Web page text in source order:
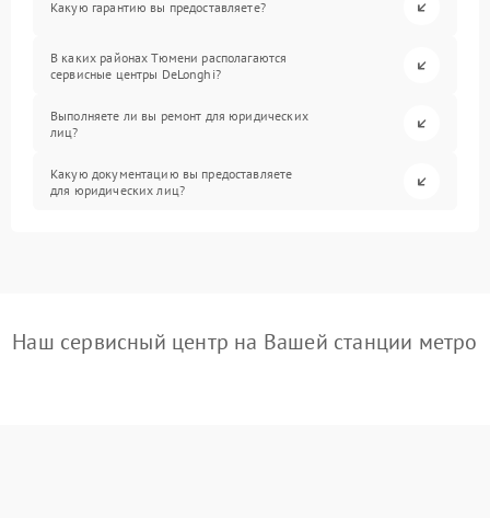
Какую гарантию вы предоставляете?
В каких районах Тюмени располагаются
сервисные центры DeLonghi?
Выполняете ли вы ремонт для юридических
лиц?
Какую документацию вы предоставляете
для юридических лиц?
Наш сервисный центр на Вашей станции метро